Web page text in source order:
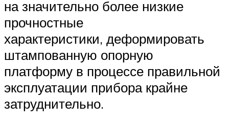
на значительно более низкие
прочностные
характеристики, деформировать
штампованную опорную
платформу в процессе правильной
эксплуатации прибора крайне
затруднительно.